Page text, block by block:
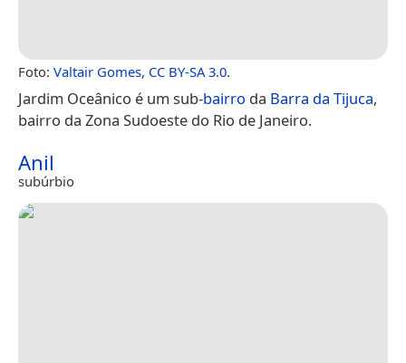
Foto: Valtair Gomes, CC BY-SA 3.0.
Jardim Oceânico é um sub-bairro da Barra da Tijuca,
bairro da Zona Sudoeste do Rio de Janeiro.
Anil
subúrbio